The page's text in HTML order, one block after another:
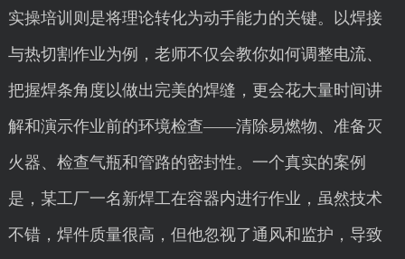
实操培训则是将理论转化为动手能力的关键。以焊接
与热切割作业为例，老师不仅会教你如何调整电流、
把握焊条角度以做出完美的焊缝，更会花大量时间讲
解和演示作业前的环境检查——清除易燃物、准备灭
火器、检查气瓶和管路的密封性。一个真实的案例
是，某工厂一名新焊工在容器内进行作业，虽然技术
不错，焊件质量很高，但他忽视了通风和监护，导致